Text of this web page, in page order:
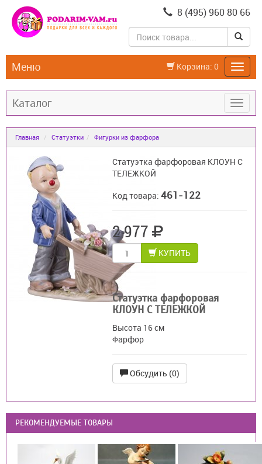
8 (495) 960 80 66
Корзина: 0
Меню
Каталог
Главная Статуэтки Фигурки из фарфора
Статуэтка фарфоровая КЛОУН С
ТЕЛЕЖКОЙ
Код товара:461-122
2 977
КУПИТЬ
Статуэтка фарфоровая
КЛОУН С ТЕЛЕЖКОЙ
Высота 16 см
Фарфор
Обсудить (0)
РЕКОМЕНДУЕМЫЕ ТОВАРЫ